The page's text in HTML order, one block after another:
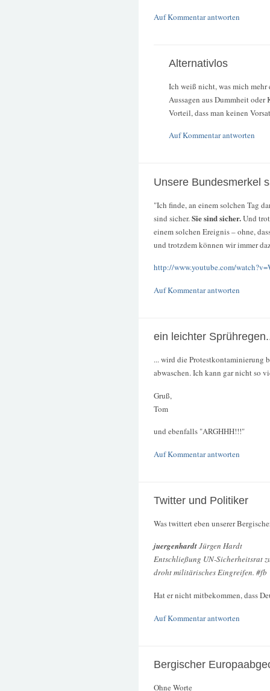
Auf Kommentar antworten
Alternativlos
Ich weiß nicht, was mich mehr
Aussagen aus Dummheit
Vorteil, dass man keinen
Auf Kommentar antworten
Unsere Bundesmerkel
"Ich finde, an einem solchen Tag
sind sicher. Sie sind sicher.Und
einem solchen Ereignis – ohne,
und trotzdem können wir immer
http://www.youtube.com/
Auf Kommentar antworten
ein leichter
... wird die Protestkontaminierung
abwaschen. Ich kann gar nicht so
Gruß,
Tom
und ebenfalls "ARGHHH!!!"
Auf Kommentar antworten
Twitter und Politiker
Was twittert eben unserer
juergenhardtJürgen Hardt
Entschließung UN-Sicherheitsrat
droht militärisches Eingreifen. #fb
Hat er nicht mitbekommen, dass
Auf Kommentar antworten
Bergischer
Ohne Worte